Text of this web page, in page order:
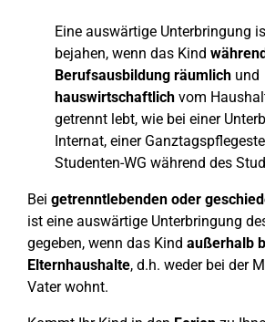
Eine auswärtige Unterbringung
bejahen, wenn das Kind
Berufsausbildung räumlich und
hauswirtschaftlich vom
getrennt lebt, wie bei einer
Internat, einer
Studenten-WG während des
Bei getrenntlebenden oder
ist eine auswärtige Unterbringung
gegeben, wenn das Kind außerhalb
Elternhaushalte, d.h. weder bei der
Vater wohnt.